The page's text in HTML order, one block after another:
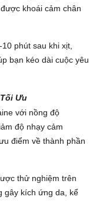
khoái cảm chân
phút sau khi xịt,
bạn kéo dài cuộc yêu
Ưu
với nồng độ
độ nhạy cảm
điểm về thành phần
thử nghiệm trên
gây kích ứng da, kể